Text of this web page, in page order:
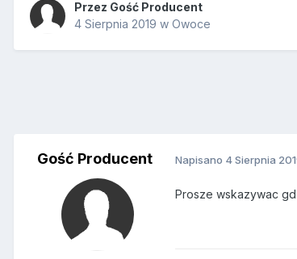
Przez Gość Producent
4 Sierpnia 2019 w Owoce
Gość Producent Napisano 4 Sierpnia
Prosze wskazywac